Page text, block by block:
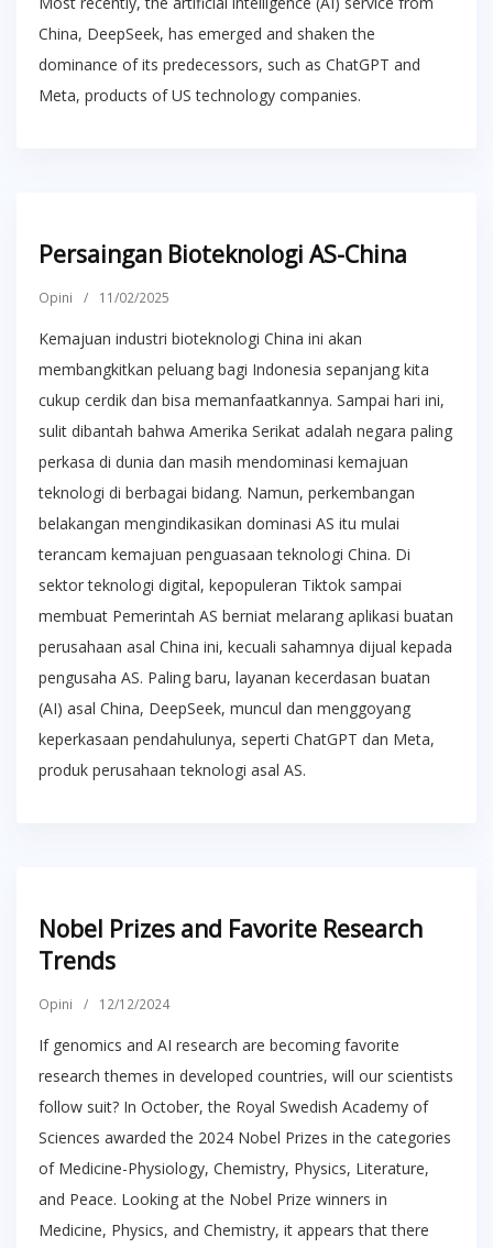
China, DeepSeek, has emerged and shaken the
dominance of its predecessors, such as ChatGPT and
Meta, products of US technology companies.
Persaingan Bioteknologi AS-China
Opini / 11/02/2025
Kemajuan industri bioteknologi China ini akan
membangkitkan peluang bagi Indonesia sepanjang kita
cukup cerdik dan bisa memanfaatkannya. Sampai hari ini,
sulit dibantah bahwa Amerika Serikat adalah negara paling
perkasa di dunia dan masih mendominasi kemajuan
teknologi di berbagai bidang. Namun, perkembangan
belakangan mengindikasikan dominasi AS itu mulai
terancam kemajuan penguasaan teknologi China. Di
sektor teknologi digital, kepopuleran Tiktok sampai
membuat Pemerintah AS berniat melarang aplikasi buatan
perusahaan asal China ini, kecuali sahamnya dijual kepada
pengusaha AS. Paling baru, layanan kecerdasan buatan
(AI) asal China, DeepSeek, muncul dan menggoyang
keperkasaan pendahulunya, seperti ChatGPT dan Meta,
produk perusahaan teknologi asal AS.
Nobel Prizes and Favorite Research
Trends
Opini / 12/12/2024
If genomics and AI research are becoming favorite
research themes in developed countries, will our scientists
follow suit? In October, the Royal Swedish Academy of
Sciences awarded the 2024 Nobel Prizes in the categories
of Medicine-Physiology, Chemistry, Physics, Literature,
and Peace. Looking at the Nobel Prize winners in
Medicine, Physics, and Chemistry, it appears that there